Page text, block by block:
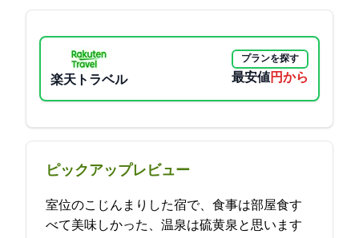
楽天トラベル
プランを探す
最安値14300円から
ピックアップレビュー
20室位のこじんまりした宿で、食事は部屋食す
べて美味しかった、温泉は硫黄泉と思います